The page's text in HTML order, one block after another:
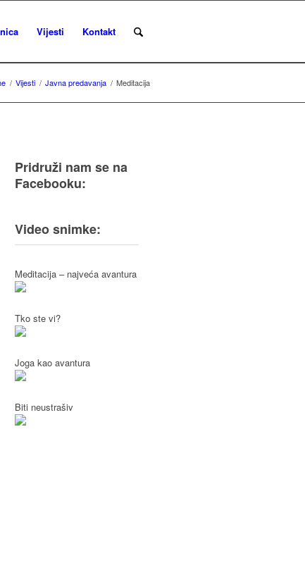
Vijesti Kontakt
/ Vijesti / Javna predavanja / Meditacija
Pridruži nam se na
Facebooku:
Video snimke:
Meditacija – najveća avantura
Tko ste vi?
Joga kao avantura
Biti neustrašiv